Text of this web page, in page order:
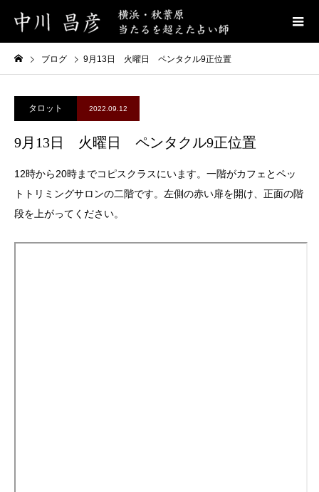
ブログ 9月13日 火曜日 ペンタクル9正位置
タロット 2022.09.12
9月13日 火曜日 ペンタクル9正位置
12時から20時までコピスクラスにいます。一階がカフェとペッ
トトリミングサロンの二階です。左側の赤い扉を開け、正面の階
段を上がってください。